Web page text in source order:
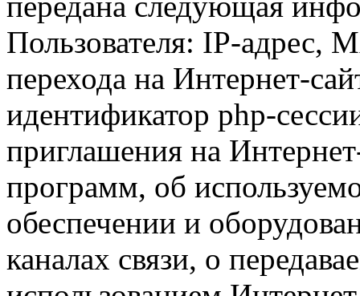
Пользователя: IP-адрес,
перехода на Интернет-
идентификатор php-
приглашения на
программ, об
обеспечении и
каналах связи, о